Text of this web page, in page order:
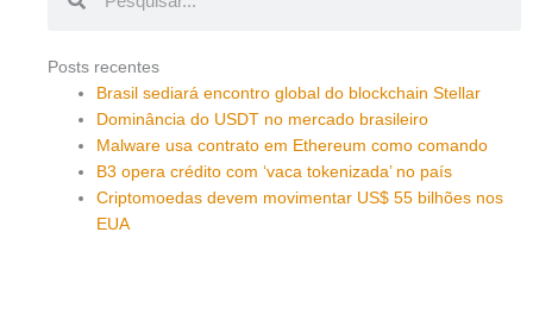
Posts recentes
Brasil sediará encontro global do blockchain Stellar
Dominância do USDT no mercado brasileiro
Malware usa contrato em Ethereum como comando
B3 opera crédito com ‘vaca tokenizada’ no país
Criptomoedas devem movimentar US$ 55 bilhões nos
EUA